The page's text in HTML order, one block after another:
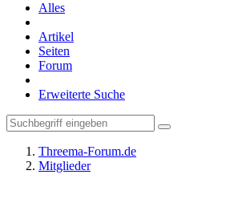
Alles
Artikel
Seiten
Forum
Erweiterte Suche
Threema-Forum.de
Mitglieder